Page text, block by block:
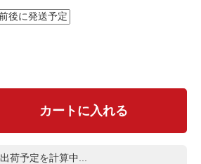
カートに入れる
出荷予定を計算中...